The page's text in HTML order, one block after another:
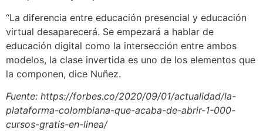
“La diferencia entre educación presencial y educación
virtual desaparecerá. Se empezará a hablar de
educación digital como la intersección entre ambos
modelos, la clase invertida es uno de los elementos que
la componen, dice Nuñez.
Fuente: https://forbes.co/2020/09/01/actualidad/la-
plataforma-colombiana-que-acaba-de-abrir-1-000-
cursos-gratis-en-linea/